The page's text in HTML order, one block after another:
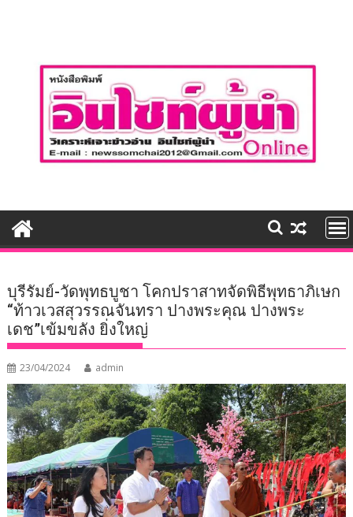
บุรีรัมย์-วัดพุทธบูชา โคกปราสาทจัดพิธีพุทธาภิเษก
“ท้าวเวสสุวรรณจันทรา ปางพระคุณ ปางพระ
เดช”เข้มขลัง ยิ่งใหญ่
23/04/2024 admin